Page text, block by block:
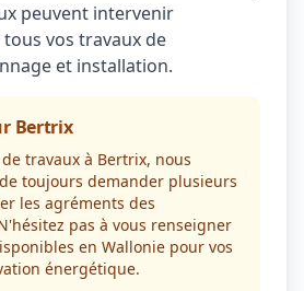
peuvent intervenir
vos travaux de
et installation.
Bertrix
travaux à Bertrix, nous
toujours demander plusieurs
les agréments des
pas à vous renseigner
en Wallonie pour vos
énergétique.